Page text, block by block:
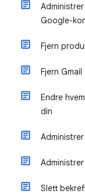
Google-
Fjern
Fjern
Endre
din
Slett